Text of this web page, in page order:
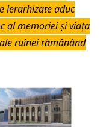
ierarhizate aduc
al memoriei și viața
ruinei rămânând